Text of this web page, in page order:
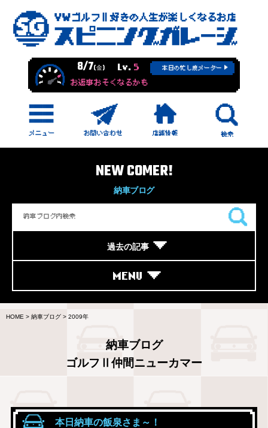
8/7(金) Lv. 5 本日の忙し度メーター
お返事おそくなるかも
NEW COMER!
納車ブログ
過去の記事
MENU
HOME > 納車ブログ > 2009年
納車ブログ
ゴルフⅡ仲間ニューカマー
本日納車の飯泉さま～！